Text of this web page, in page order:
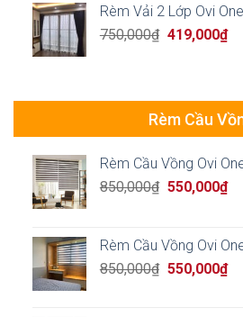
750,000₫.
Rèm Vải 2 Lớp Ovi
750,000₫ Original
419,000₫
Rèm Cầu
Rèm Cầu Vồng Ovi
850,000₫ Original
850,000₫.
550,000₫
Rèm Cầu Vồng Ovi
850,000₫ Original
550,000₫